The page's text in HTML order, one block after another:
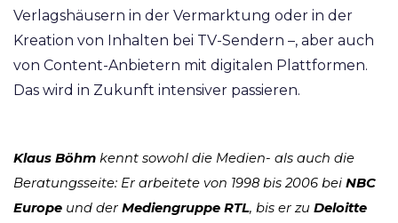
Verlagshäusern in der Vermarktung oder in der
Kreation von Inhalten bei TV-Sendern –, aber auch
von Content-Anbietern mit digitalen Plattformen.
Das wird in Zukunft intensiver passieren.
Klaus Böhm kennt sowohl die Medien- als auch die
Beratungsseite: Er arbeitete von 1998 bis 2006 bei NBC
Europe und der Mediengruppe RTL, bis er zu Deloitte